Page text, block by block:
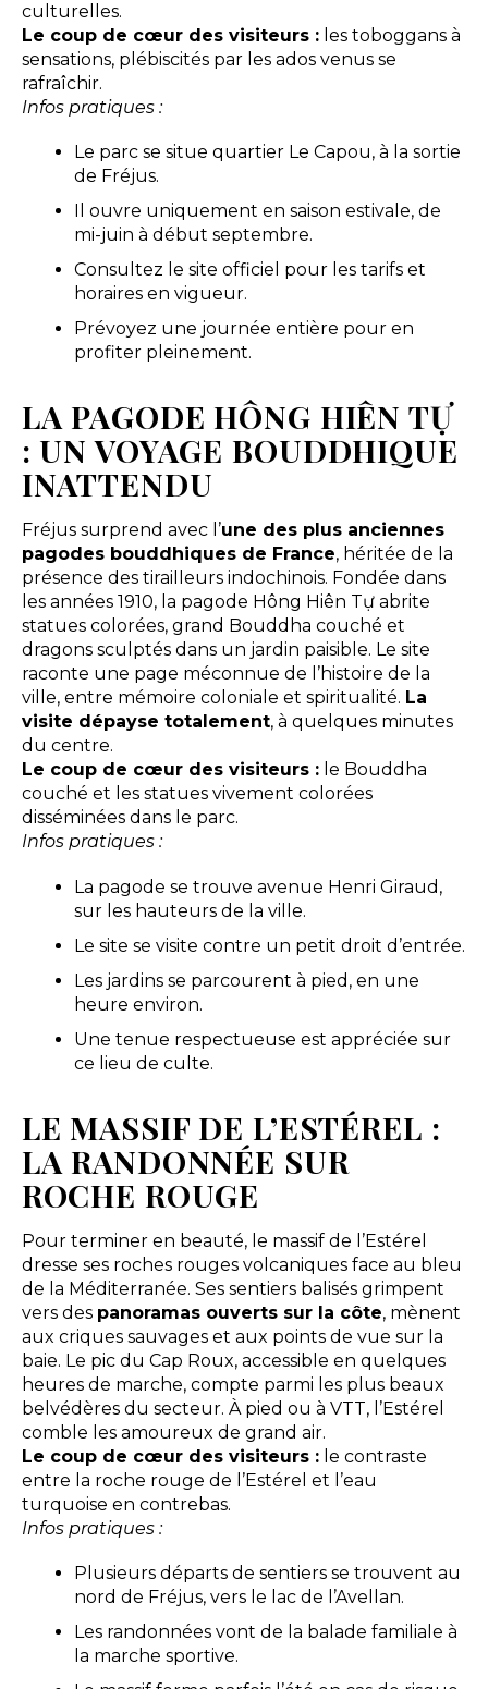
culturelles.
Le coup de cœur des visiteurs :les toboggans à
sensations, plébiscités par les ados venus se
rafraîchir.
Infos pratiques :
Le parc se situe quartier Le Capou, à la sortie
de Fréjus.
Il ouvre uniquement en saison estivale, de
mi-juin à début septembre.
Consultez le site officiel pour les tarifs et
horaires en vigueur.
Prévoyez une journée entière pour en
profiter pleinement.
LA PAGODE HÔNG HIÊN TỰ
: UN VOYAGE BOUDDHIQUE
INATTENDU
Fréjus surprend avec l’une des plus anciennes
pagodes bouddhiques de France, héritée de la
présence des tirailleurs indochinois. Fondée dans
les années 1910, la pagode Hông Hiên Tự abrite
statues colorées, grand Bouddha couché et
dragons sculptés dans un jardin paisible. Le site
raconte une page méconnue de l’histoire de la
ville, entre mémoire coloniale et spiritualité. La
visite dépayse totalement, à quelques minutes
du centre.
Le coup de cœur des visiteurs :le Bouddha
couché et les statues vivement colorées
disséminées dans le parc.
Infos pratiques :
La pagode se trouve avenue Henri Giraud,
sur les hauteurs de la ville.
Le site se visite contre un petit droit d’entrée.
Les jardins se parcourent à pied, en une
heure environ.
Une tenue respectueuse est appréciée sur
ce lieu de culte.
LE MASSIF DE L’ESTÉREL :
LA RANDONNÉE SUR
ROCHE ROUGE
Pour terminer en beauté, le massif de l’Estérel
dresse ses roches rouges volcaniques face au bleu
de la Méditerranée. Ses sentiers balisés grimpent
vers des panoramas ouverts sur la côte, mènent
aux criques sauvages et aux points de vue sur la
baie. Le pic du Cap Roux, accessible en quelques
heures de marche, compte parmi les plus beaux
belvédères du secteur. À pied ou à VTT, l’Estérel
comble les amoureux de grand air.
Le coup de cœur des visiteurs :le contraste
entre la roche rouge de l’Estérel et l’eau
turquoise en contrebas.
Infos pratiques :
Plusieurs départs de sentiers se trouvent au
nord de Fréjus, vers le lac de l’Avellan.
Les randonnées vont de la balade familiale à
la marche sportive.